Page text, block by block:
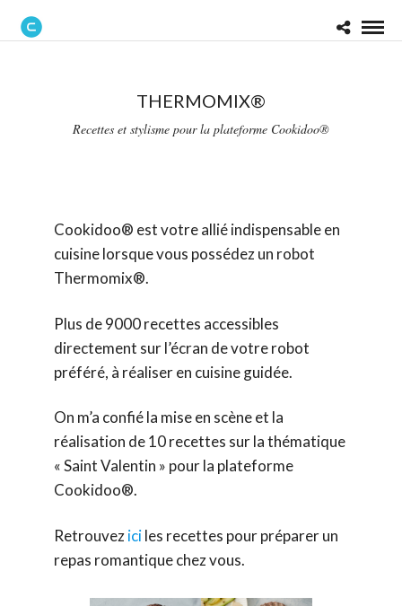
THERMOMIX®
Recettes et stylisme pour la plateforme Cookidoo®
Cookidoo® est votre allié indispensable en
cuisine lorsque vous possédez un robot
Thermomix®.
Plus de 9000 recettes accessibles
directement sur l’écran de votre robot
préféré, à réaliser en cuisine guidée.
On m’a confié la mise en scène et la
réalisation de 10 recettes sur la thématique
« Saint Valentin » pour la plateforme
Cookidoo®.
Retrouveziciles recettes pour préparer un
repas romantique chez vous.